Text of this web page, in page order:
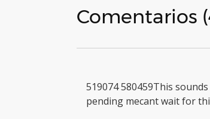
Comentarios
519074 580459This
pending mecant wait for